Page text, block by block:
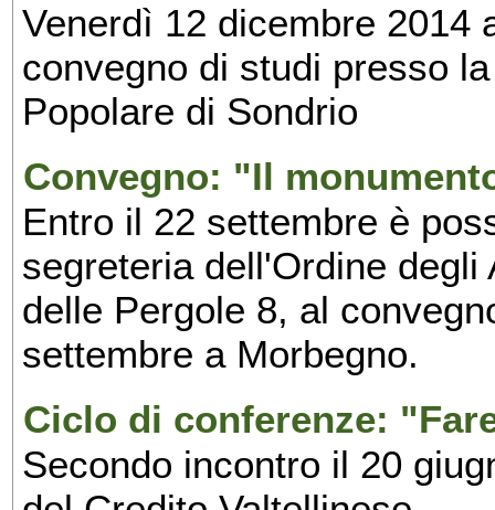
Venerdì 12 dicembre 2014
convegno di studi presso
Popolare di Sondrio
Convegno: "Il
Entro il 22 settembre è
segreteria dell'Ordine
delle Pergole 8, al
settembre a Morbegno.
Ciclo di conferenze:
Secondo incontro il 20